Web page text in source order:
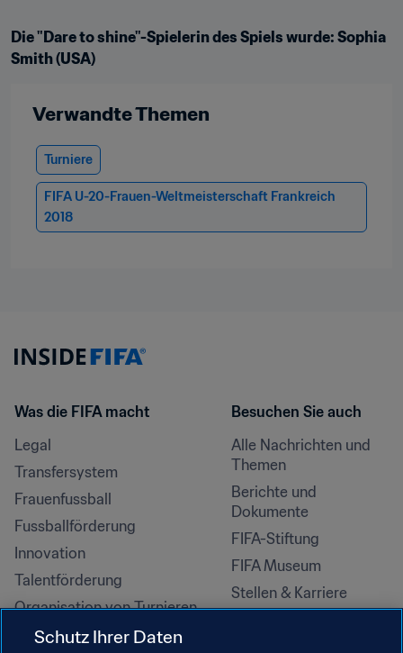
Die "Dare to shine"-Spielerin des Spiels wurde: Sophia
Smith (USA)
Verwandte Themen
Turniere
FIFA U-20-Frauen-Weltmeisterschaft Frankreich
2018
Was die FIFA macht
Legal
Transfersystem
Frauenfussball
Fussballförderung
Innovation
Talentförderung
Organisation von Turnieren
Nachhaltigkeit
Besuchen Sie auch
Alle Nachrichten und
Themen
Berichte und
Dokumente
FIFA-Stiftung
FIFA Museum
Stellen & Karriere
Schutz Ihrer Daten